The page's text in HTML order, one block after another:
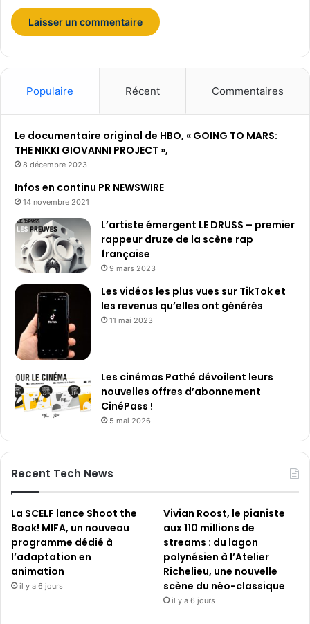
Populaire Récent Commentaires
Le documentaire original de HBO, « GOING TO MARS:
THE NIKKI GIOVANNI PROJECT »,
8 décembre 2023
Infos en continu PR NEWSWIRE
14 novembre 2021
L’artiste émergent LE DRUSS – premier
rappeur druze de la scène rap
française
9 mars 2023
Les vidéos les plus vues sur TikTok et
les revenus qu’elles ont générés
11 mai 2023
Les cinémas Pathé dévoilent leurs
nouvelles offres d’abonnement
CinéPass !
5 mai 2026
Recent Tech News
La SCELF lance Shoot the
Book! MIFA, un nouveau
programme dédié à
l’adaptation en
animation
il y a 6 jours
Vivian Roost, le pianiste
aux 110 millions de
streams : du lagon
polynésien à l’Atelier
Richelieu, une nouvelle
scène du néo-classique
il y a 6 jours